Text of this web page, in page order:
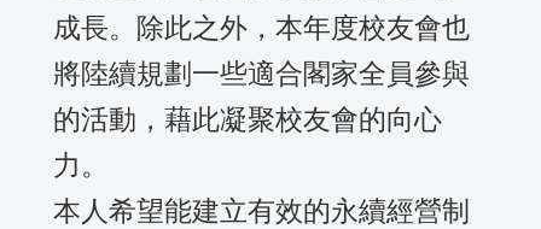
成長。除此之外，本年度校友會也
將陸續規劃一些適合閣家全員參與
的活動，藉此凝聚校友會的向心
力。
本人希望能建立有效的永續經營制